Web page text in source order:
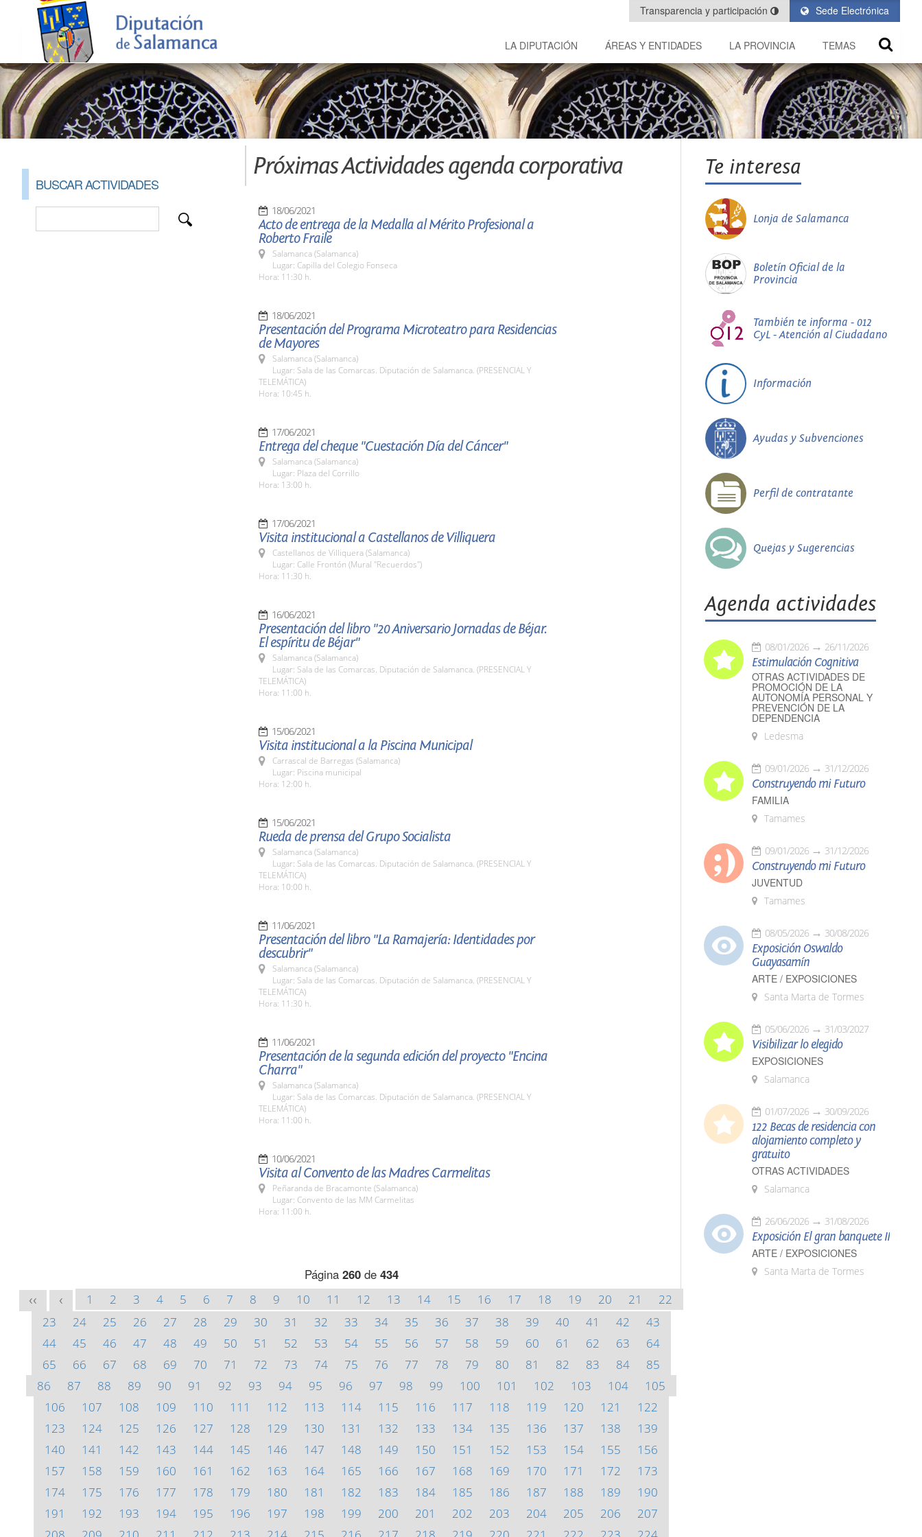
Sede Electrónica
Transparencia y participación
LA DIPUTACIÓN ÁREAS Y ENTIDADES LA PROVINCIA TEMAS
BUSCAR ACTIVIDADES
Próximas Actividades agenda corporativa
18/06/2021
Acto de entrega de la Medalla al Mérito Profesional a
Roberto Fraile
Salamanca (Salamanca)
Lugar: Capilla del Colegio Fonseca
Hora: 11:30 h.
18/06/2021
Presentación del Programa Microteatro para Residencias
de Mayores
Salamanca (Salamanca)
Lugar: Sala de las Comarcas. Diputación de Salamanca. (PRESENCIAL Y
TELEMÁTICA)
Hora: 10:45 h.
17/06/2021
Entrega del cheque "Cuestación Día del Cáncer"
Salamanca (Salamanca)
Lugar: Plaza del Corrillo
Hora: 13:00 h.
17/06/2021
Visita institucional a Castellanos de Villiquera
Castellanos de Villiquera (Salamanca)
Lugar: Calle Frontón (Mural "Recuerdos")
Hora: 11:30 h.
16/06/2021
Presentación del libro "20 Aniversario Jornadas de Béjar.
El espíritu de Béjar"
Salamanca (Salamanca)
Lugar: Sala de las Comarcas. Diputación de Salamanca. (PRESENCIAL Y
TELEMÁTICA)
Hora: 11:00 h.
15/06/2021
Visita institucional a la Piscina Municipal
Carrascal de Barregas (Salamanca)
Lugar: Piscina municipal
Hora: 12:00 h.
15/06/2021
Rueda de prensa del Grupo Socialista
Salamanca (Salamanca)
Lugar: Sala de las Comarcas. Diputación de Salamanca. (PRESENCIAL Y
TELEMÁTICA)
Hora: 10:00 h.
11/06/2021
Presentación del libro "La Ramajería: Identidades por
descubrir"
Salamanca (Salamanca)
Lugar: Sala de las Comarcas. Diputación de Salamanca. (PRESENCIAL Y
TELEMÁTICA)
Hora: 11:30 h.
11/06/2021
Presentación de la segunda edición del proyecto "Encina
Charra"
Salamanca (Salamanca)
Lugar: Sala de las Comarcas. Diputación de Salamanca. (PRESENCIAL Y
TELEMÁTICA)
Hora: 11:00 h.
10/06/2021
Visita al Convento de las Madres Carmelitas
Peñaranda de Bracamonte (Salamanca)
Lugar: Convento de las MM Carmelitas
Hora: 11:00 h.
Página 260de 434
<< < 1 2 3 4 5 6 7 8 9 10 11 12 13 14 15 16 17 18 19 20 21
22
23
24 25 26 27 28 29 30 31 32 33 34 35 36 37 38 39 40 41 42
43
44
45 46 47 48 49 50 51 52 53 54 55 56 57 58 59 60 61 62 63
64
65
66 67 68 69 70 71 72 73 74 75 76 77 78 79 80 81 82 83 84
85
86
87 88 89 90 91 92 93 94 95 96 97 98 99 100 101 102 103 104
105
106
107 108 109 110 111 112 113 114 115 116 117 118 119 120 121
122
123
124 125 126 127 128 129 130 131 132 133 134 135 136 137 138
139
140
141 142 143 144 145 146 147 148 149 150 151 152 153 154 155
156
157
158 159 160 161 162 163 164 165 166 167 168 169 170 171 172
173
174
175 176 177 178 179 180 181 182 183 184 185 186 187 188 189
190
191
192 193 194 195 196 197 198 199 200 201 202 203 204 205 206
207
Te interesa
Lonja de Salamanca
Boletín Oficial de la
Provincia
También te informa - 012
CyL - Atención al Ciudadano
Información
Ayudas y Subvenciones
Perfil de contratante
Quejas y Sugerencias
Agenda actividades
08/01/2026 26/11/2026
Estimulación Cognitiva
OTRAS ACTIVIDADES DE
PROMOCIÓN DE LA
AUTONOMÍA PERSONAL Y
PREVENCIÓN DE LA
DEPENDENCIA
Ledesma
09/01/2026 31/12/2026
Construyendo mi Futuro
FAMILIA
Tamames
09/01/2026 31/12/2026
Construyendo mi Futuro
JUVENTUD
Tamames
08/05/2026 30/08/2026
Exposición Oswaldo
Guayasamín
ARTE / EXPOSICIONES
Santa Marta de Tormes
05/06/2026 31/03/2027
Visibilizar lo elegido
EXPOSICIONES
Salamanca
01/07/2026 30/09/2026
122 Becas de residencia con
alojamiento completo y
gratuito
OTRAS ACTIVIDADES
Salamanca
26/06/2026 31/08/2026
Exposición El gran banquete II
ARTE / EXPOSICIONES
Santa Marta de Tormes